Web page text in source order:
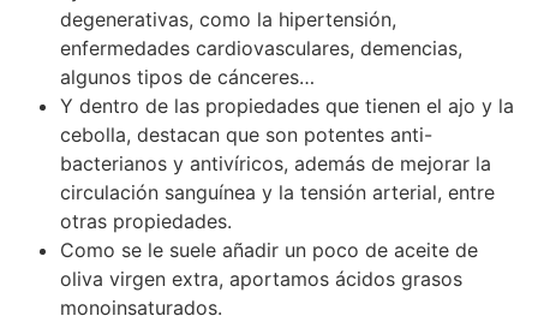
degenerativas, como la hipertensión,
enfermedades cardiovasculares, demencias,
algunos tipos de cánceres…
Y dentro de las propiedades que tienen el ajo y la
cebolla, destacan que son potentes anti-
bacterianos y antivíricos, además de mejorar la
circulación sanguínea y la tensión arterial, entre
otras propiedades.
Como se le suele añadir un poco de aceite de
oliva virgen extra, aportamos ácidos grasos
monoinsaturados.